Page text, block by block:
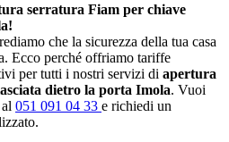
serratura Fiam per chiave
che la sicurezza della tua casa
Ecco perché offriamo tariffe
per tutti i nostri servizi di apertura
dietro la porta Imola. Vuoi
051 091 04 33 e richiedi un